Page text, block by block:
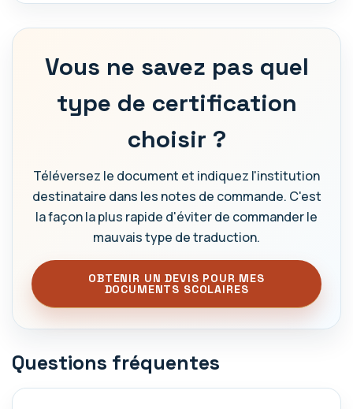
Vous ne savez pas quel
type de certification
choisir ?
Téléversez le document et indiquez l'institution
destinataire dans les notes de commande. C'est
la façon la plus rapide d'éviter de commander le
mauvais type de traduction.
OBTENIR UN DEVIS POUR MES
DOCUMENTS SCOLAIRES
Questions fréquentes